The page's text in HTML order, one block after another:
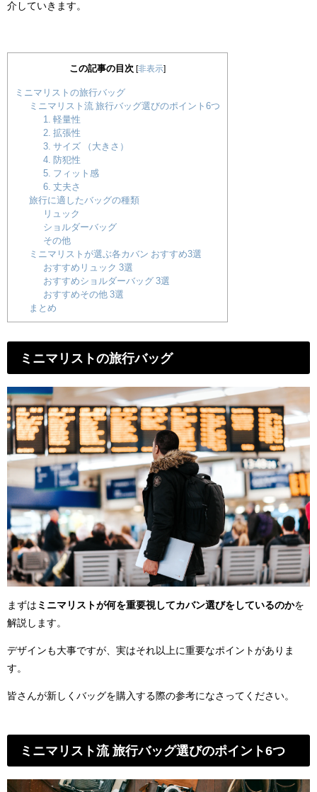
介していきます。
この記事の目次 [非表示]
ミニマリストの旅行バッグ
ミニマリスト流 旅行バッグ選びのポイント6つ
1. 軽量性
2. 拡張性
3. サイズ （大きさ）
4. 防犯性
5. フィット感
6. 丈夫さ
旅行に適したバッグの種類
リュック
ショルダーバッグ
その他
ミニマリストが選ぶ各カバン おすすめ3選
おすすめリュック 3選
おすすめショルダーバッグ 3選
おすすめその他 3選
まとめ
ミニマリストの旅行バッグ
まずは ミニマリストが何を重要視してカバン選びをしているのかを
解説します。
デザインも大事ですが、実はそれ以上に重要なポイントがありま
す。
皆さんが新しくバッグを購入する際の参考になさってください。
ミニマリスト流 旅行バッグ選びのポイント6つ